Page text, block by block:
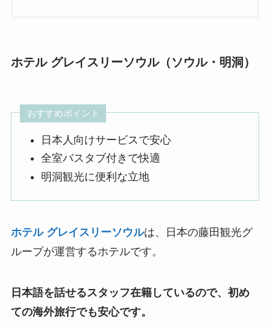
ホテル グレイスリーソウル（ソウル・明洞）
おすすめポイント
日本人向けサービスで安心
全室バスタブ付きで快適
明洞観光に便利な立地
ホテル グレイスリーソウルは、日本の藤田観光グ
ループが運営するホテルです。
日本語を話せるスタッフ在籍しているので、初め
ての海外旅行でも安心です。